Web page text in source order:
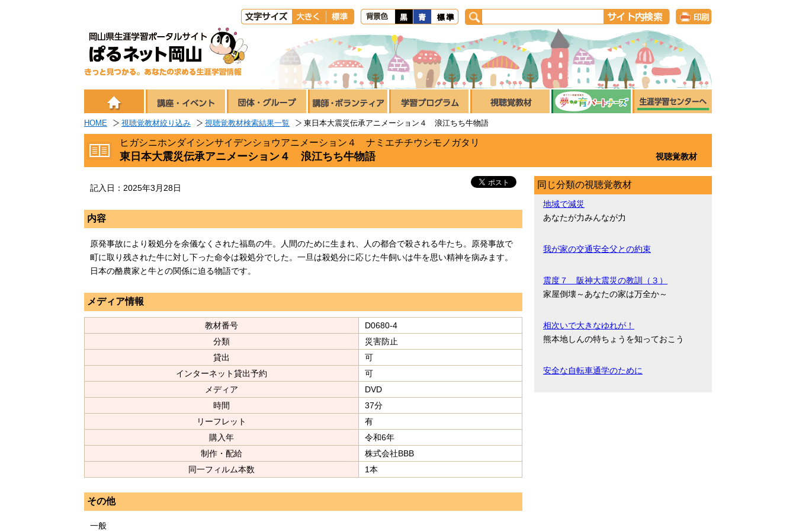
HOME 視聴覚教材絞り込み 視聴覚教材検索結果一覧 東日本大震災伝承アニメーション４ 浪江ちち牛物語
ヒガシニホンダイシンサイデンショウアニメーション４ ナミエチチウシモノガタリ
東日本大震災伝承アニメーション４ 浪江ちち牛物語 視聴覚教材
記入日：2025年3月28日
内容
原発事故により殺処分を余儀なくされた福島の牛。人間のために生まれ、人の都合で殺される牛たち。原発事故で
町に取り残された牛に対し下った命令は殺処分でした。一旦は殺処分に応じた牛飼いは牛を思い精神を病みます。
日本の酪農家と牛との関係に迫る物語です。
メディア情報
教材番号
D0680-4
分類
災害防止
貸出
可
インターネット貸出予約
可
メディア
DVD
時間
37分
リーフレット
有
購入年
令和6年
制作・配給
株式会社BBB
同一フィルム本数
1本
その他
一般
同じ分類の視聴覚教材
地域で減災
あなたが力みんなが力
我が家の交通安全父との約束
震度７ 阪神大震災の教訓（３）
家屋倒壊～あなたの家は万全か～
相次いで大きなゆれが！
熊本地しんの特ちょうを知っておこう
安全な自転車通学のために